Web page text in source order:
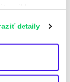
Ďalšie
detaily